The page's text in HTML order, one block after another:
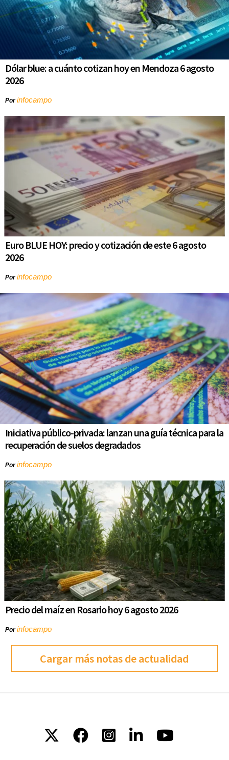
Dólar blue: a cuánto cotizan hoy en Mendoza 6 agosto
2026
Porinfocampo
Euro BLUE HOY: precio y cotización de este 6 agosto
2026
Porinfocampo
Iniciativa público-privada: lanzan una guía técnica para la
recuperación de suelos degradados
Porinfocampo
Precio del maíz en Rosario hoy 6 agosto 2026
Porinfocampo
Cargar más notas de actualidad